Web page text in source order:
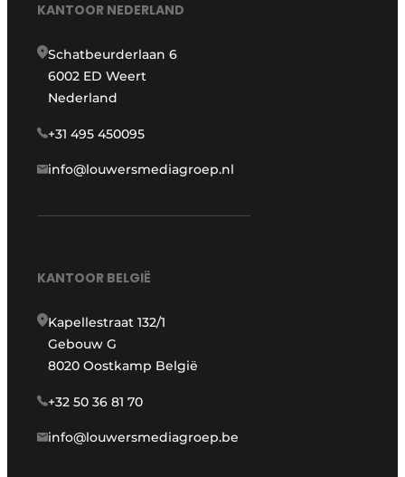
KANTOOR NEDERLAND
Schatbeurderlaan 6
6002 ED Weert
Nederland
+31 495 450095
info@louwersmediagroep.nl
KANTOOR BELGIË
Kapellestraat 132/1
Gebouw G
8020 Oostkamp België
+32 50 36 81 70
info@louwersmediagroep.be